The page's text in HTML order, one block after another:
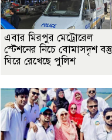
এবার মিরপুর মেট্রোরেল
স্টেশনের নিচে বোমাসদৃশ বস্তু
ঘিরে রেখেছে পুলিশ